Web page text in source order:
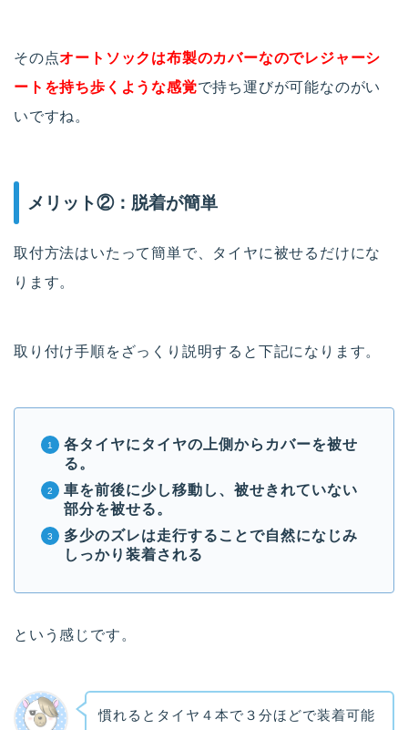
その点オートソックは布製のカバーなのでレジャーシ
ートを持ち歩くような感覚で持ち運びが可能なのがい
いですね。
メリット②：脱着が簡単
取付方法はいたって簡単で、タイヤに被せるだけにな
ります。
取り付け手順をざっくり説明すると下記になります。
各タイヤにタイヤの上側からカバーを被せ
る。
車を前後に少し移動し、被せきれていない
部分を被せる。
多少のズレは走行することで自然になじみ
しっかり装着される
という感じです。
慣れるとタイヤ４本で３分ほどで装着可能